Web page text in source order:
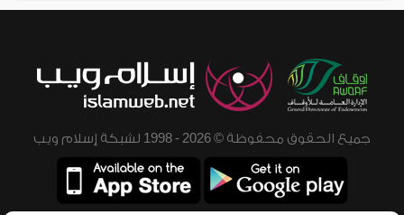
جميع الحقوق محفوظة © 2026 - 1998 لشبكة إسلام ويب